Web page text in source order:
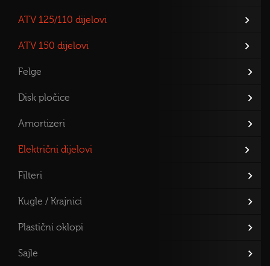
ATV 125/110 dijelovi
ATV 150 dijelovi
Felge
Disk pločice
Amortizeri
Električni dijelovi
Filteri
Kugle / Krajnici
Plastični oklopi
Sajle